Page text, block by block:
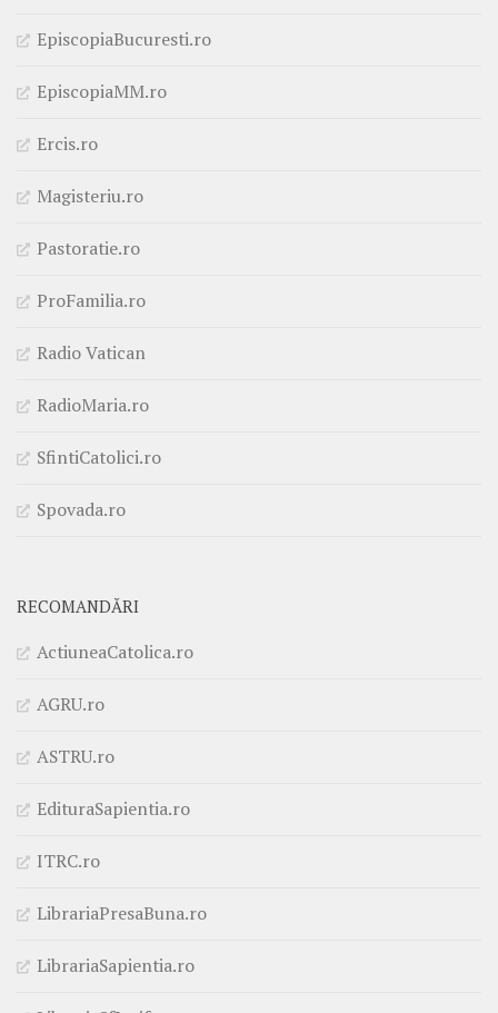
EpiscopiaBucuresti.ro
EpiscopiaMM.ro
Ercis.ro
Magisteriu.ro
Pastoratie.ro
ProFamilia.ro
Radio Vatican
RadioMaria.ro
SfintiCatolici.ro
Spovada.ro
RECOMANDĂRI
ActiuneaCatolica.ro
AGRU.ro
ASTRU.ro
EdituraSapientia.ro
ITRC.ro
LibrariaPresaBuna.ro
LibrariaSapientia.ro